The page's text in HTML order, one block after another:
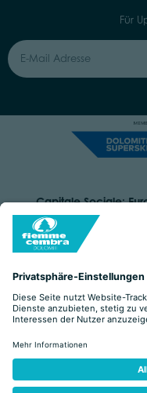
Für
Capitale Sociale:
COOKIES IMPRINT